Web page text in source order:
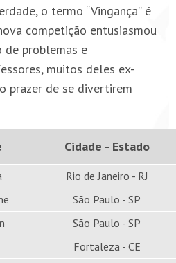
o termo “Vingança” é
competição entusiasmou
de problemas e
muitos deles ex-
prazer de se divertirem
Cidade - Estado
Rio de Janeiro - RJ
São Paulo - SP
São Paulo - SP
Fortaleza - CE